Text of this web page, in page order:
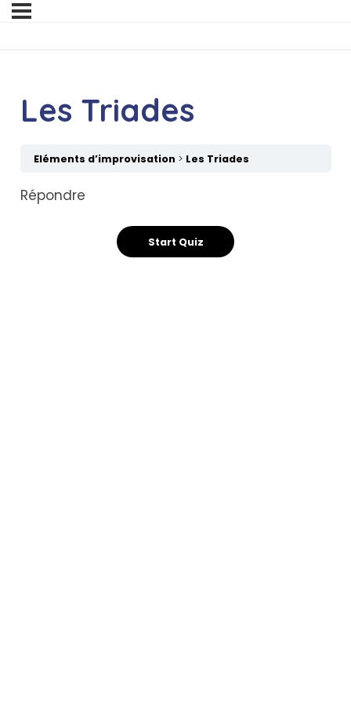
Les Triades
Eléments d’improvisation Les Triades
Répondre